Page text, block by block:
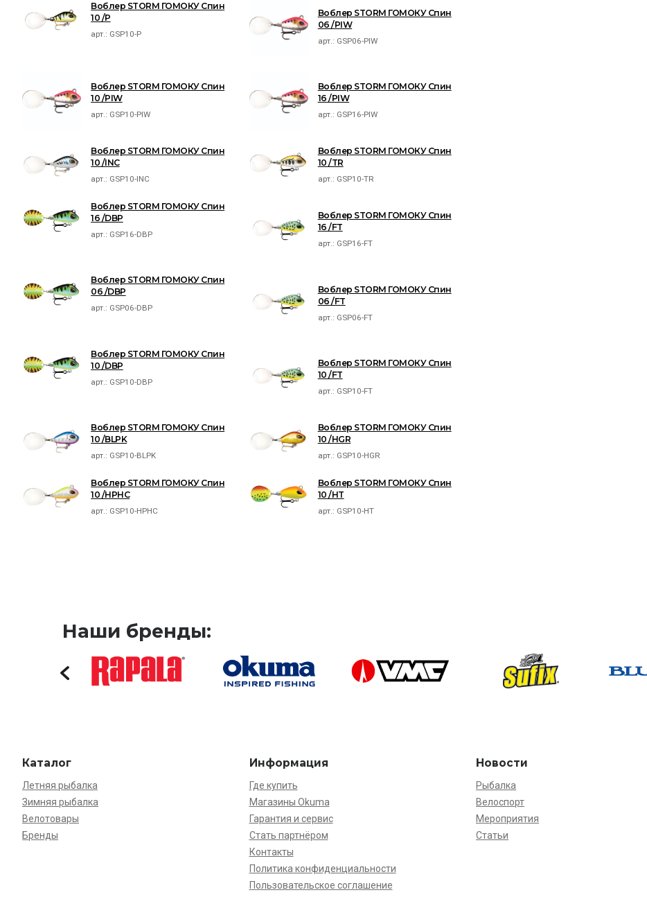
Воблер STORM ГОМОКУ Спин
10 /P
арт.: GSP10-P
Воблер STORM ГОМОКУ Спин
06 /PIW
арт.: GSP06-PIW
Воблер STORM ГОМОКУ Спин
10 /PIW
арт.: GSP10-PIW
Воблер STORM ГОМОКУ Спин
16 /PIW
арт.: GSP16-PIW
Воблер STORM ГОМОКУ Спин
10 /INC
арт.: GSP10-INC
Воблер STORM ГОМОКУ Спин
10 /TR
арт.: GSP10-TR
Воблер STORM ГОМОКУ Спин
16 /DBP
арт.: GSP16-DBP
Воблер STORM ГОМОКУ Спин
16 /FT
арт.: GSP16-FT
Воблер STORM ГОМОКУ Спин
06 /DBP
арт.: GSP06-DBP
Воблер STORM ГОМОКУ Спин
06 /FT
арт.: GSP06-FT
Воблер STORM ГОМОКУ Спин
10 /DBP
арт.: GSP10-DBP
Воблер STORM ГОМОКУ Спин
10 /FT
арт.: GSP10-FT
Воблер STORM ГОМОКУ Спин
10 /BLPK
арт.: GSP10-BLPK
Воблер STORM ГОМОКУ Спин
10 /HGR
арт.: GSP10-HGR
Воблер STORM ГОМОКУ Спин
10 /HPHC
арт.: GSP10-HPHC
Воблер STORM ГОМОКУ Спин
10 /HT
арт.: GSP10-HT
Наши бренды:
Каталог
Летняя рыбалка
Зимняя рыбалка
Велотовары
Бренды
Информация
Где купить
Магазины Okuma
Гарантия и сервис
Стать партнёром
Контакты
Политика конфиденциальности
Пользовательское соглашение
Новости
Рыбалка
Велоспорт
Мероприятия
Статьи